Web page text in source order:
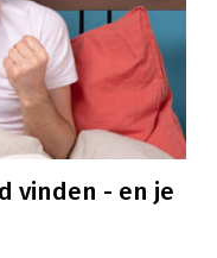
vinden - en je